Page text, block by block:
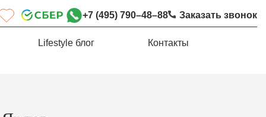
+7 (495) 790–48–88 Заказать звонок
Lifestyle блог Контакты